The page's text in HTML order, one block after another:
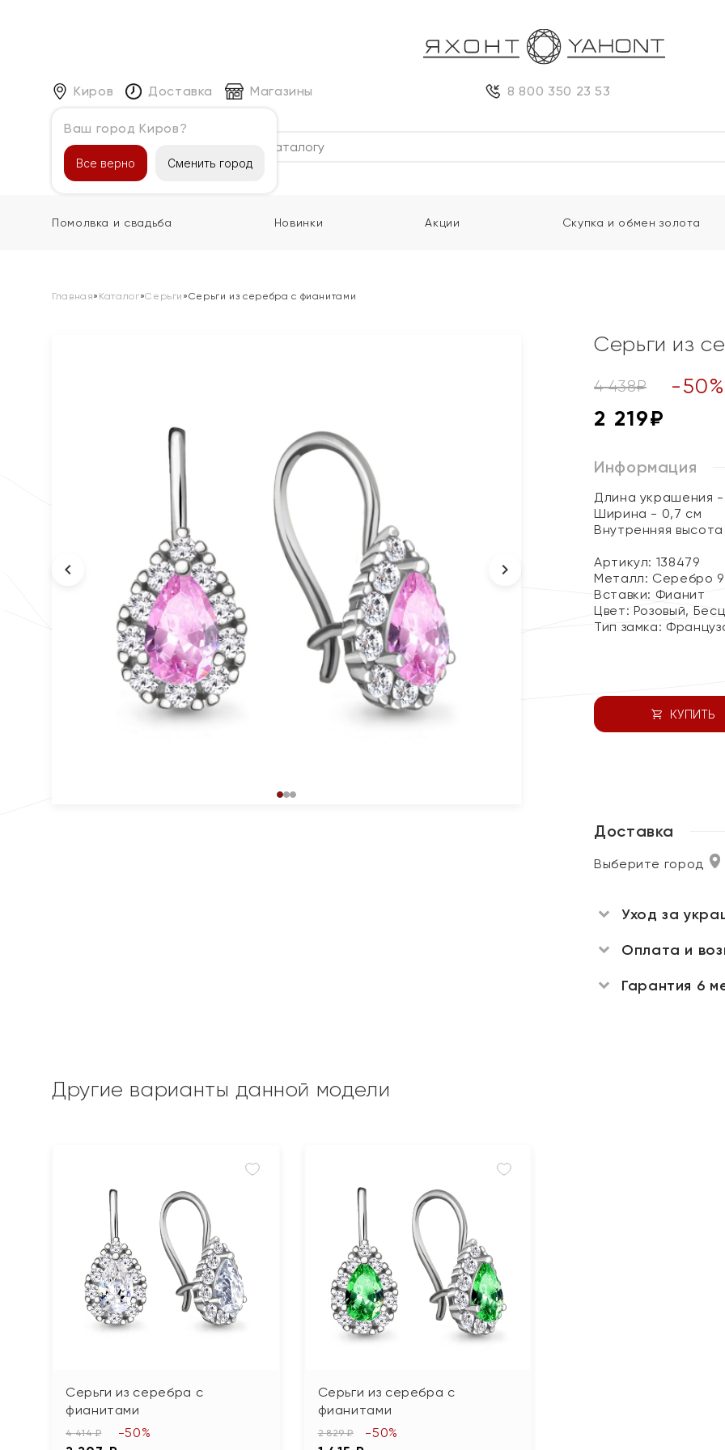
Киров
Ваш город Киров?
Все верно Сменить город
Доставка Магазины 8 800 350 23 53
Каталог
Помолвка и свадьба Новинки Акции Скупка и обмен золота
Главная» Каталог»Серьги »Серьги из серебра с фианитами
Серьги из
4 438₽ -50%
2 219₽
Информация
Длина украшения -
Ширина - 0,7 см
Внутренняя
Артикул: 138479
Металл: Серебро
Вставки: Фианит
Цвет: Розовый,
Тип замка:
КУПИТЬ
Доставка
Выберите город
Уход за
Оплата и
Гарантия 6
Другие варианты данной модели
Серьги из серебра с
фианитами
4 414 ₽ -50%
Серьги из серебра с
фианитами
2 829 ₽ -50%